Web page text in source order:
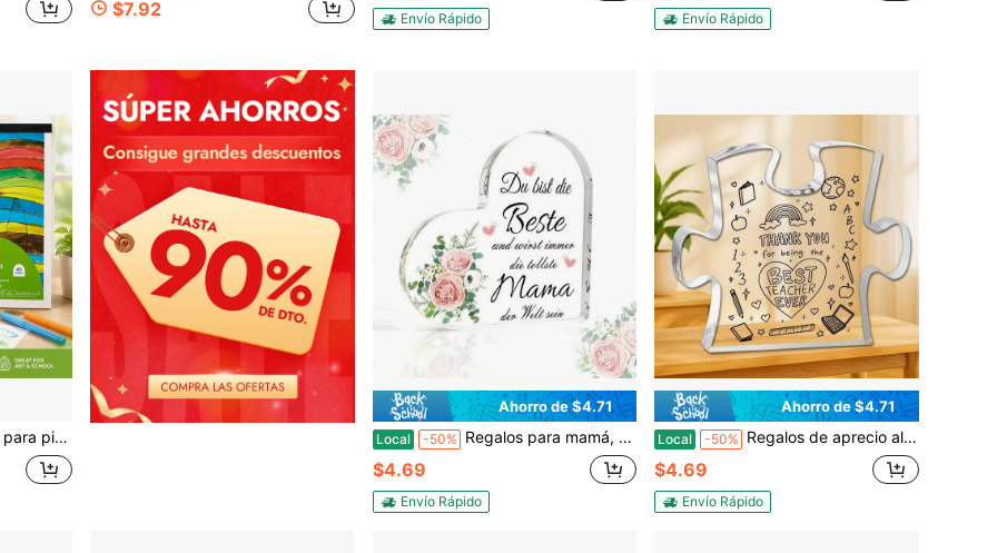
$7.92 Envío Rápido Envío Rápido
gramaje - Mondo Llama™
Ahorro de $4.71
Local -50% Regalos para mamá, regalos del Día de la Madre, placa acrílica decorativa, regalos del Día de San Valentín, Navidad, regalos de cumpleaños para la mejor mamá, regalo de cumpleaños de la madre, decoración de temporada
$4.69
Envío Rápido
Ahorro de $4.71
Local -50% Regalos de aprecio al maestro para mujeres - Mejores regalos de graduación para maestros - Regalo de fin de año para maestros de parte de los estudiantes - Regalos de aprecio para maestros de guardería - Pisapapeles conmemorativo de agradecimiento al maestro
$4.69
Envío Rápido